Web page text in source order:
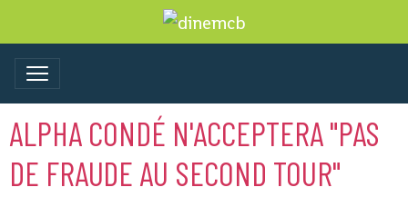
ALPHA CONDÉ N'ACCEPTERA "PAS
DE FRAUDE AU SECOND TOUR"